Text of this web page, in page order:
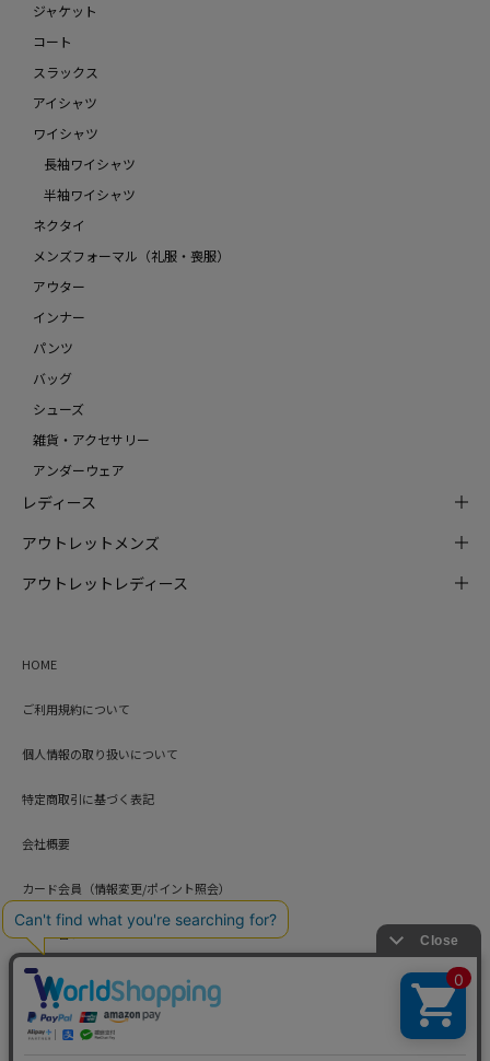
ジャケット
コート
スラックス
アイシャツ
ワイシャツ
長袖ワイシャツ
半袖ワイシャツ
ネクタイ
メンズフォーマル（礼服・喪服）
アウター
インナー
パンツ
バッグ
シューズ
雑貨・アクセサリー
アンダーウェア
レディース
アウトレットメンズ
アウトレットレディース
HOME
ご利用規約について
個人情報の取り扱いについて
特定商取引に基づく表記
会社概要
カード会員（情報変更/ポイント照会）